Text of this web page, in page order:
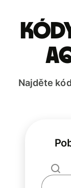
Najděte